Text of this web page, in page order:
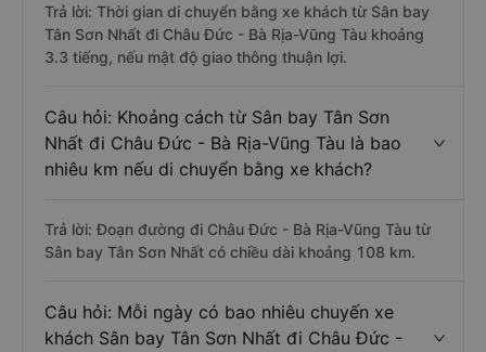
Trả lời: Thời gian di chuyển bằng xe khách từ Sân bay
Tân Sơn Nhất đi Châu Đức - Bà Rịa-Vũng Tàu khoảng
3.3 tiếng, nếu mật độ giao thông thuận lợi.
Câu hỏi: Khoảng cách từ Sân bay Tân Sơn
Nhất đi Châu Đức - Bà Rịa-Vũng Tàu là bao
nhiêu km nếu di chuyển bằng xe khách?
Trả lời: Đoạn đường đi Châu Đức - Bà Rịa-Vũng Tàu từ
Sân bay Tân Sơn Nhất có chiều dài khoảng 108 km.
Câu hỏi: Mỗi ngày có bao nhiêu chuyến xe
khách Sân bay Tân Sơn Nhất đi Châu Đức -